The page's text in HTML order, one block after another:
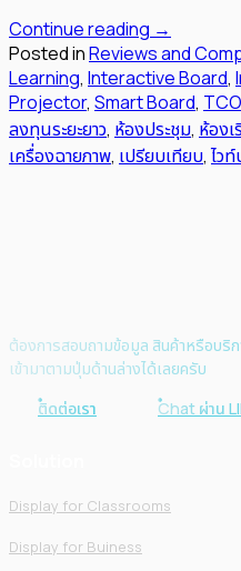
Continue reading →
Posted inReviews and
Learning, Interactive Board,
Projector, Smart Board, TCO
ลงทุนระยะยาว, ห้องประชุม, ห้อง
เครื่องฉายภาพ, เปรียบเทียบ, ไว
ต้องการสอบถามข้อมูล สินค้าหรือบ
เข้ามาตามปุ่มด้านล่างได้เลยครับ
ติดต่อเรา
Chat ผ่าน
Display for Classrooms
Display for Buiness